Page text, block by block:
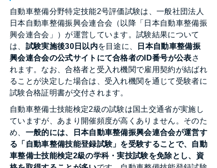
自動車整備分野特定技能2号評価試験は、一般社団法人
日本自動車整備振興会連合会（以降「日本自動車整備振
興会連合会」）が運営しています。試験結果について
は、 試験実施後30日以内を目途に、
日本自動車整備振
興会連合会の公式サイトにて合格者のID番号が公表さ
れます。なお、合格者と受入れ機関で雇用契約が結ばれ
ることが決定した場合は、受入れ機関を通じて受験者に
試験合格証明書が交付されます。
自動車整備士技能検定2級の試験は国土交通省が実施し
ていますが、あまり開催頻度が高くありません。そのた
め、 一般的には、日本自動車整備振興会連合会が運営す
る「自動車整備技能登録試験」を受験することで、自動
車整備士技能検定2級の学科・実技試験を免除とし、資